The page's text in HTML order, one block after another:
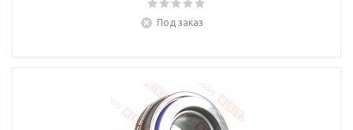
Под заказ